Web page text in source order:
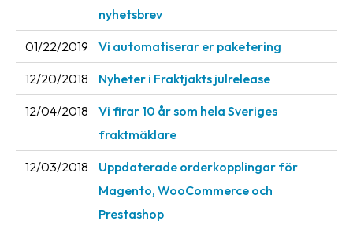
Prohibited
and
dangerous
nyhetsbrev
01/22/2019 Vi automatiserar er paketering
12/20/2018 Nyheter i Fraktjakts julrelease
12/04/2018
Vi firar 10 år som hela Sveriges
fraktmäklare
12/03/2018
Uppdaterade orderkopplingar för
Magento, WooCommerce och
Prestashop